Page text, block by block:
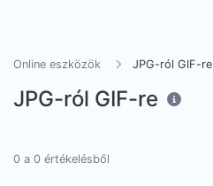
Online eszközök JPG-ról GIF-re
JPG-ról GIF-re
0 a 0 értékelésből